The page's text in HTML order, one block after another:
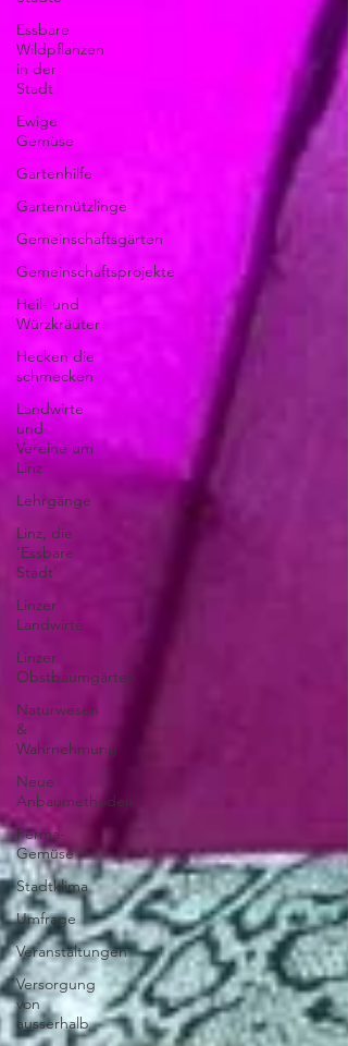
Essbare
Wildpflanzen
in der
Stadt
Ewige
Gemüse
Gartenhilfe
Gartennützlinge
Gemeinschaftsgärten
Gemeinschaftsprojekte
Heil- und
Würzkräuter
Hecken die
schmecken
Landwirte
und
Vereine um
Linz
Lehrgänge
Linz, die
'Essbare
Stadt'
Linzer
Landwirte
Linzer
Obstbaumgärten
Naturwesen
&
Wahrnehmung
Neue
Anbaumethoden
Perma-
Gemüse
Stadtklima
Umfrage
Veranstaltungen
Versorgung
von
ausserhalb